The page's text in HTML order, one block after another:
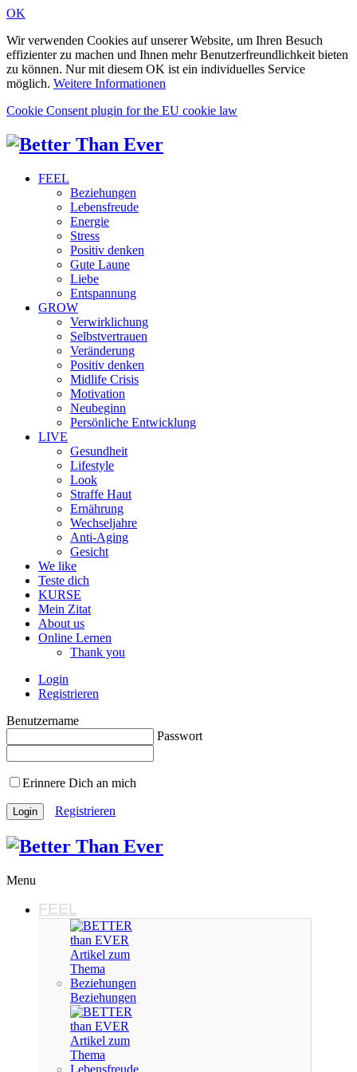
OK
Wir verwenden Cookies auf unserer Website, um Ihren Besuch
effizienter zu machen und Ihnen mehr Benutzerfreundlichkeit bieten
zu können. Nur mit diesem OK ist ein individuelles Service
möglich. Weitere Informationen
Cookie Consent plugin for the EU cookie law
FEEL
Beziehungen
Lebensfreude
Energie
Stress
Positiv denken
Gute Laune
Liebe
Entspannung
GROW
Verwirklichung
Selbstvertrauen
Veränderung
Positiv denken
Midlife Crisis
Motivation
Neubeginn
Persönliche Entwicklung
LIVE
Gesundheit
Lifestyle
Look
Straffe Haut
Ernährung
Wechseljahre
Anti-Aging
Gesicht
We like
Teste dich
KURSE
Mein Zitat
About us
Online Lernen
Thank you
Login
Registrieren
Benutzername
Passwort
Erinnere Dich an mich
Registrieren
Menu
FEEL
Beziehungen